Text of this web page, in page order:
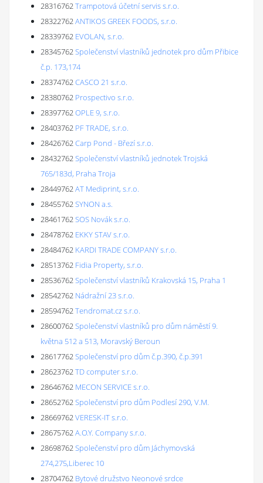
28316762Trampotová účetní servis s.r.o.
28322762ANTIKOS GREEK FOODS, s.r.o.
28339762 EVOLAN, s.r.o.
28345762Společenství vlastníků jednotek pro dům Přibice
č.p. 173,174
28374762CASCO 21 s.r.o.
28380762 Prospectivo s.r.o.
28397762OPLE 9, s.r.o.
28403762 PF TRADE, s.r.o.
28426762Carp Pond - Březí s.r.o.
28432762Společenství vlastníků jednotek Trojská
765/183d, Praha Troja
28449762AT Mediprint, s.r.o.
28455762SYNON a.s.
28461762SOS Novák s.r.o.
28478762 EKKY STAV s.r.o.
28484762 KARDI TRADE COMPANY s.r.o.
28513762 Fidia Property, s.r.o.
28536762Společenství vlastníků Krakovská 15, Praha 1
28542762 Nádražní 23 s.r.o.
28594762Tendromat.cz s.r.o.
28600762Společenství vlastníků pro dům náměstí 9.
května 512 a 513, Moravský Beroun
28617762Společenství pro dům č.p.390, č.p.391
28623762TD computer s.r.o.
28646762 MECON SERVICE s.r.o.
28652762Společenství pro dům Podlesí 290, V.M.
28669762VERESK-IT s.r.o.
28675762A.O.Y. Company s.r.o.
28698762Společenství pro dům Jáchymovská
274,275,Liberec 10
28704762 Bytové družstvo Neonové srdce